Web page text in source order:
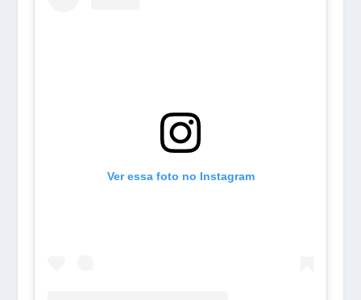
Ver essa foto no Instagram